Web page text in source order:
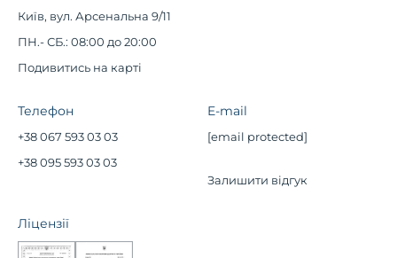
Київ, вул. Арсенальна 9/11
ПН.- СБ.: 08:00 до 20:00
Подивитись на карті
Телефон
+38 067 593 03 03
+38 095 593 03 03
E-mail
[email protected]
Залишити відгук
Ліцензії